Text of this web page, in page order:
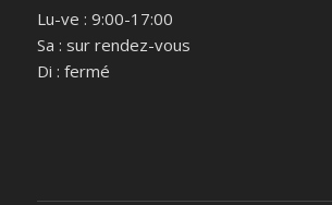
Lu-ve : 9:00-17:00
Sa : sur rendez-vous
Di : fermé